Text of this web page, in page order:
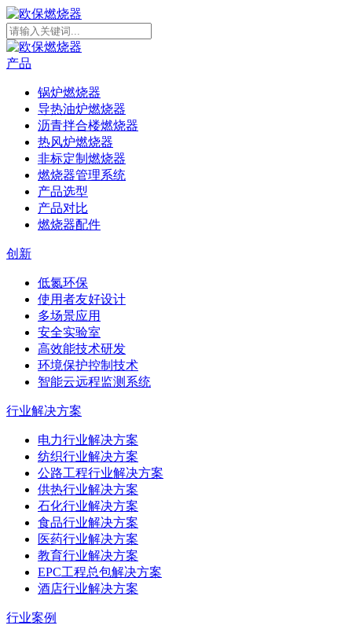
产品
锅炉燃烧器
导热油炉燃烧器
沥青拌合楼燃烧器
热风炉燃烧器
非标定制燃烧器
燃烧器管理系统
产品选型
产品对比
燃烧器配件
创新
低氮环保
使用者友好设计
多场景应用
安全实验室
高效能技术研发
环境保护控制技术
智能云远程监测系统
行业解决方案
电力行业解决方案
纺织行业解决方案
公路工程行业解决方案
供热行业解决方案
石化行业解决方案
食品行业解决方案
医药行业解决方案
教育行业解决方案
EPC工程总包解决方案
酒店行业解决方案
行业案例